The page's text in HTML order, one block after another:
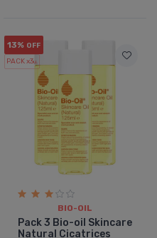
13% OFF
PACK x3u.
BIO-OIL
Pack 3 Bio-oil Skincare
Natural Cicatrices